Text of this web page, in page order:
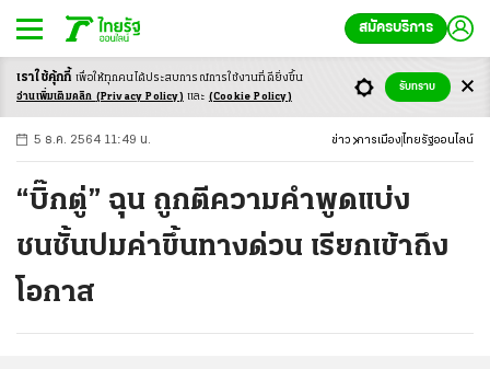
สมัครบริการ
-ก ก ก+
5 ธ.ค. 2564 11:49 น. ข่าว การเมือง ไทยรัฐออนไลน์
“บิ๊กตู่” ฉุน ถูกตีความคำพูดแบ่ง
ชนชั้นปมค่าขึ้นทางด่วน เรียกเข้าถึง
โอกาส
เราใช้คุ้กกี้ เพื่อให้ทุกคนได้ประสบการณ์การใช้งานที่ดียิ่งขึ้น
อ่านเพิ่มเติมคลิก (Privacy Policy) และ (Cookie Policy)
รับทราบ